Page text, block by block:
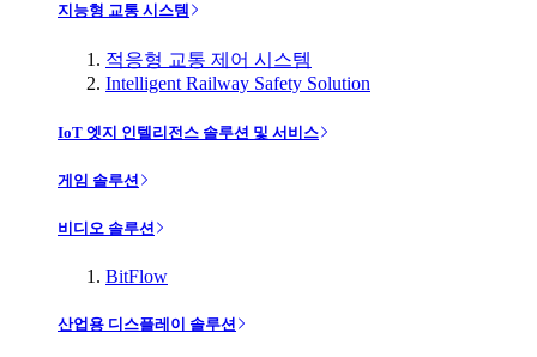
지능형 교통 시스템
적응형 교통 제어 시스템
Intelligent Railway Safety Solution
IoT 엣지 인텔리전스 솔루션 및 서비스
게임 솔루션
비디오 솔루션
BitFlow
산업용 디스플레이 솔루션